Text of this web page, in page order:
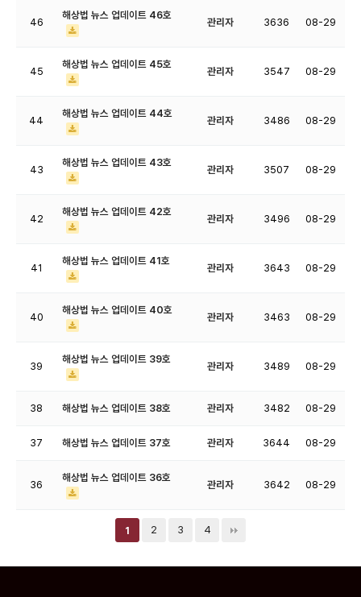
46
해상법 뉴스 업데이트 46호
관리자 3636 08-29
45
해상법 뉴스 업데이트 45호
관리자 3547 08-29
44
해상법 뉴스 업데이트 44호
관리자 3486 08-29
43
해상법 뉴스 업데이트 43호
관리자 3507 08-29
42
해상법 뉴스 업데이트 42호
관리자 3496 08-29
41
해상법 뉴스 업데이트 41호
관리자 3643 08-29
40
해상법 뉴스 업데이트 40호
관리자 3463 08-29
39
해상법 뉴스 업데이트 39호
관리자 3489 08-29
38 해상법 뉴스 업데이트 38호 관리자 3482 08-29
37 해상법 뉴스 업데이트 37호 관리자 3644 08-29
36
해상법 뉴스 업데이트 36호
관리자 3642 08-29
1 2 3 4